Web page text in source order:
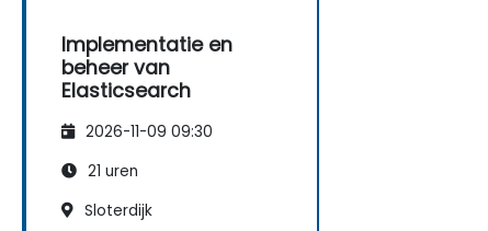
Implementatie en
beheer van
Elasticsearch
2026-11-09 09:30
21 uren
Sloterdijk